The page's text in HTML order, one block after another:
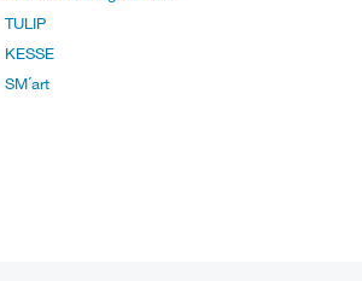
TULIP
KESSE
SM´art